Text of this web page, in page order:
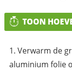
TOON
Verwarm de
aluminium folie